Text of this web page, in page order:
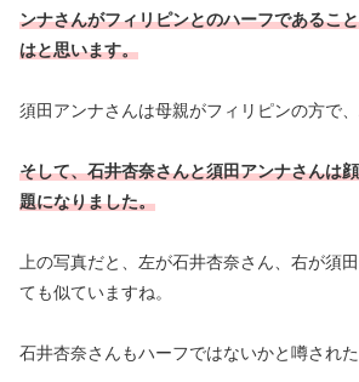
ンナさんがフィリピンとのハーフであるこ
はと思います。
須田アンナさんは母親がフィリピンの方で、
そして、石井杏奈さんと須田アンナさんは
題になりました。
上の写真だと、左が石井杏奈さん、右が須
ても似ていますね。
石井杏奈さんもハーフではないかと噂された